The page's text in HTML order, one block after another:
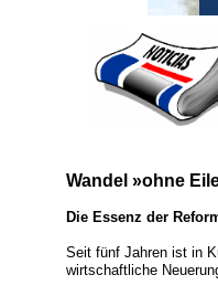
Wandel »ohne
Die Essenz der
Seit fünf Jahren ist in
wirtschaftliche